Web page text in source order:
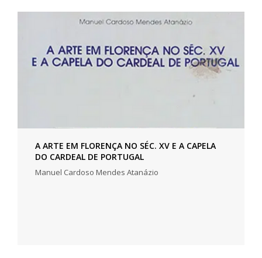
A ARTE EM FLORENÇA NO SÉC. XV E A CAPELA
DO CARDEAL DE PORTUGAL
Manuel Cardoso Mendes Atanázio